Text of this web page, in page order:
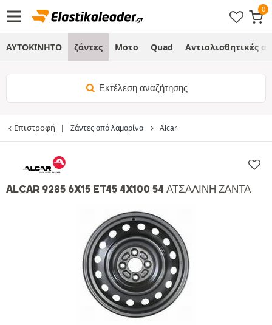
ΑΥΤΟΚΙΝΗΤΟ ζάντες Μοτο Quad Αντιολισθητικές
Εκτέλεση αναζήτησης
Επιστροφή Ζάντες από λαμαρίνα Alcar
ALCAR 9285 6X15 ET45 4X100 54 ΑΤΣΆΛΙΝΗ ΖΆΝΤΑ